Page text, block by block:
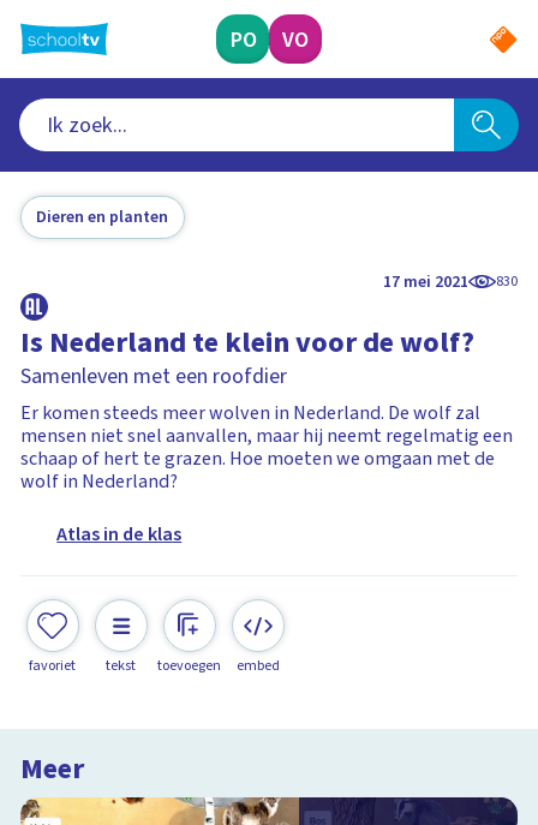
naar
hoofdinhoud
PO VO
Dieren en planten
17 mei 2021 830
Is Nederland te klein voor de wolf?
Samenleven met een roofdier
Er komen steeds meer wolven in Nederland. De wolf zal
mensen niet snel aanvallen, maar hij neemt regelmatig een
schaap of hert te grazen. Hoe moeten we omgaan met de
wolf in Nederland?
Atlas in de klas
favoriet tekst toevoegen embed
Meer